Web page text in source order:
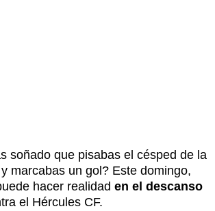
soñado que pisabas el césped de la
marcabas un gol? Este domingo,
hacer realidad en el descanso
el Hércules CF.